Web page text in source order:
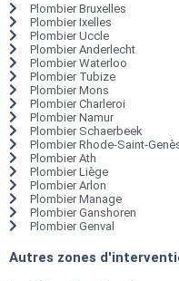
Plombier Bruxelles
Plombier Ixelles
Plombier Uccle
Plombier Anderlecht
Plombier Waterloo
Plombier Tubize
Plombier Mons
Plombier Charleroi
Plombier Namur
Plombier Schaerbeek
Plombier Rhode-Saint-
Plombier Ath
Plombier Liège
Plombier Arlon
Plombier Manage
Plombier Ganshoren
Plombier Genval
Autres zones